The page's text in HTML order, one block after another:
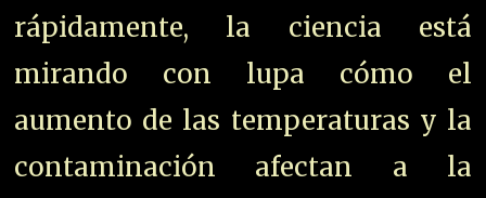
rápidamente, la ciencia está
mirando con lupa cómo el
aumento de las temperaturas y la
contaminación afectan a la